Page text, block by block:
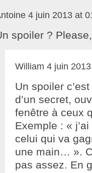
4 juin 2013 at
spoiler ?
William 4 juin
Un spoiler
d’un secret,
fenêtre à ceux
Exemple : «
celui qui va
une main… ».
pas assez. En